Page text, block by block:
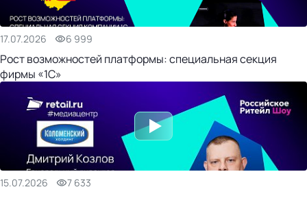
17.07.2026 6 999
Рост возможностей платформы: специальная секция
фирмы «1С»
15.07.2026 7 633